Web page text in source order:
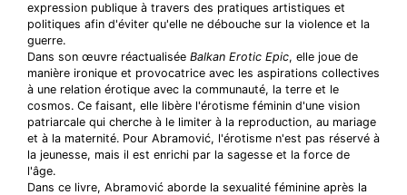
expression publique à travers des pratiques artistiques et
politiques afin d'éviter qu'elle ne débouche sur la violence et la
guerre.
Dans son œuvre réactualisée Balkan Erotic Epic, elle joue de
manière ironique et provocatrice avec les aspirations collectives
à une relation érotique avec la communauté, la terre et le
cosmos. Ce faisant, elle libère l'érotisme féminin d'une vision
patriarcale qui cherche à le limiter à la reproduction, au mariage
et à la maternité. Pour Abramović, l'érotisme n'est pas réservé à
la jeunesse, mais il est enrichi par la sagesse et la force de
l'âge.
Dans ce livre, Abramović aborde la sexualité féminine après la